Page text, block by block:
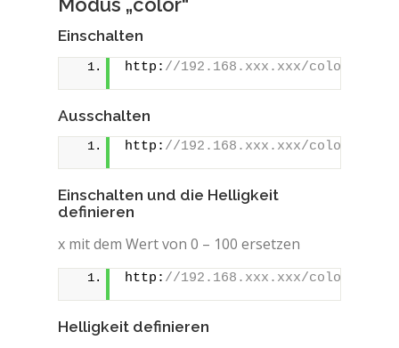
Modus „color“
Einschalten
http: //192.168.xxx.xxx/color/
Ausschalten
http: //192.168.xxx.xxx/color/
Einschalten und die Helligkeit
definieren
x mit dem Wert von 0 – 100 ersetzen
http: //192.168.xxx.xxx/color/
Helligkeit definieren